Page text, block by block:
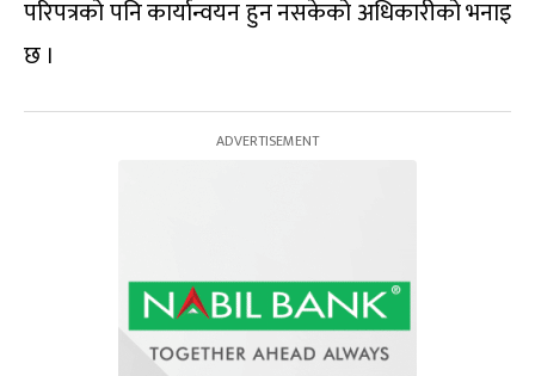
परिपत्रको पनि कार्यान्वयन हुन नसकेको अधिकारीको भनाइ
छ ।